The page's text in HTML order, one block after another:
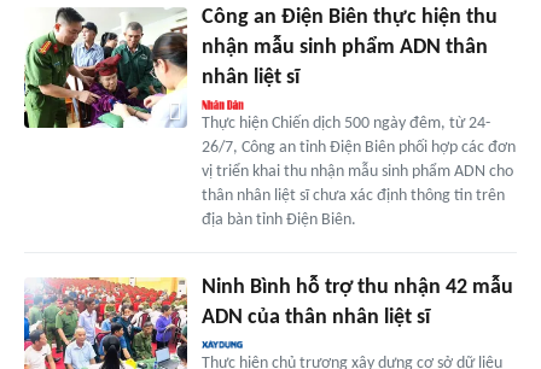
Công an Điện Biên thực hiện thu
nhận mẫu sinh phẩm ADN thân
nhân liệt sĩ
Thực hiện Chiến dịch 500 ngày đêm, từ 24-
26/7, Công an tỉnh Điện Biên phối hợp các đơn
vị triển khai thu nhận mẫu sinh phẩm ADN cho
thân nhân liệt sĩ chưa xác định thông tin trên
địa bàn tỉnh Điện Biên.
Ninh Bình hỗ trợ thu nhận 42 mẫu
ADN của thân nhân liệt sĩ
Thực hiện chủ trương xây dựng cơ sở dữ liệu